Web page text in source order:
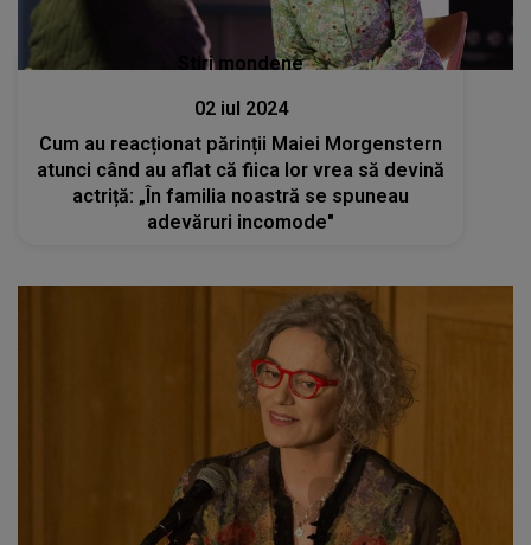
Stiri mondene
02 iul 2024
Cum au reacționat părinții Maiei Morgenstern
atunci când au aflat că fiica lor vrea să devină
actriță: „În familia noastră se spuneau
adevăruri incomode"